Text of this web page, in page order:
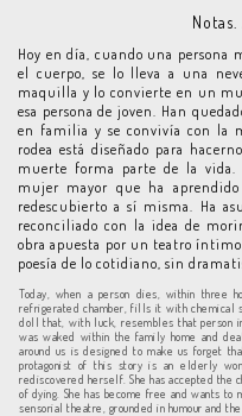
Notas.
Hoy en día, cuando una persona
el cuerpo, se lo lleva a una
maquilla y lo convierte en un
esa persona de joven. Han
en familia y se convivía con la
rodea está diseñado para
muerte forma parte de la vida.
mujer mayor que ha
redescubierto a sí misma. Ha
reconciliado con la idea de
obra apuesta por un teatro
poesía de lo cotidiano, sin
Today, when a person dies, within three
refrigerated chamber, fills it with chemical
doll that, with luck, resembles that person
was waked within the family home and
around us is designed to make us forget
protagonist of this story is an elderly
rediscovered herself. She has accepted the
of dying. She has become free and wants to
sensorial theatre, grounded in humour and